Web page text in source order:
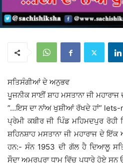
ਸਤਿਸੰਗੀਆਂ ਦੇ ਅਨੁਭਵ
ਪੂਜਨੀਕ ਸਾਈਂ ਸ਼ਾਹ ਮਸਤਾਨਾ ਜੀ
”…ਇਸ ਦਾ ਨਾਂਅ ਖੁਸ਼ੀਆਂ ਰੱਖਦੇ ਹਾਂ”
ਪ੍ਰੇਮੀ ਕਬੀਰ ਜੀ ਪਿੰਡ ਮਹਿਮਦਪੁਰ
ਸ਼ਹਿਨਸ਼ਾਹ ਮਸਤਾਨਾ ਜੀ ਮਹਾਰਾਜ ਦੇ
ਹਨ:- ਸੰਨ 1953 ਦੀ ਗੱਲ ਹੈ ਦਿਆਲੂ
ਸੌਦਾ ਅਮਰਪੁਰਾ ਧਾਮ ਵਿੱਚ ਪਧਾਰੇ ਹੋਏ